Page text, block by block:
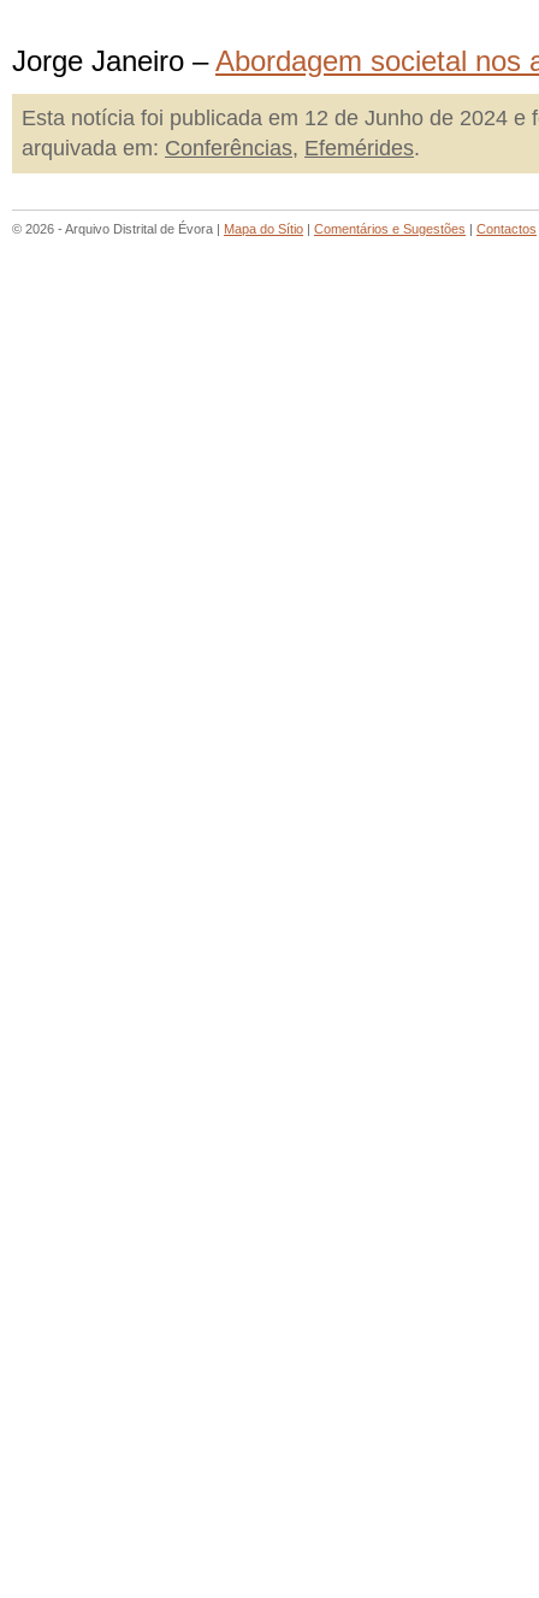
Jorge Janeiro –Abordagem societal nos
Esta notícia foi publicada em 12 de Junho de 2024 e
arquivada em: Conferências, Efemérides.
© 2026 - Arquivo Distrital de Évora | Mapa do Sítio | Comentários e Sugestões | Contactos